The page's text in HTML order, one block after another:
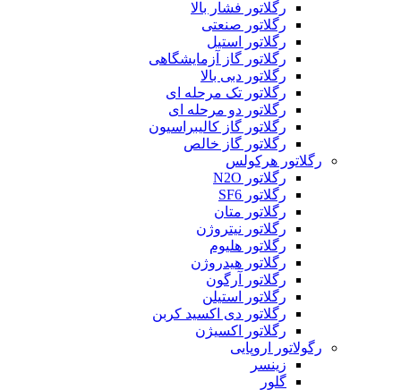
رگلاتور فشار بالا
رگلاتور صنعتی
رگلاتور استیل
رگلاتور گاز آزمایشگاهی
رگلاتور دبی بالا
رگلاتور تک مرحله ای
رگلاتور دو مرحله ای
رگلاتور گاز کالیبراسیون
رگلاتور گاز خالص
رگلاتور هرکولس
رگلاتور N2O
رگلاتور SF6
رگلاتور متان
رگلاتور نیتروژن
رگلاتور هلیوم
رگلاتور هیدروژن
رگلاتور آرگون
رگلاتور استیلن
رگلاتور دی اکسید کربن
رگلاتور اکسیژن
رگولاتور اروپایی
زینسر
گلور